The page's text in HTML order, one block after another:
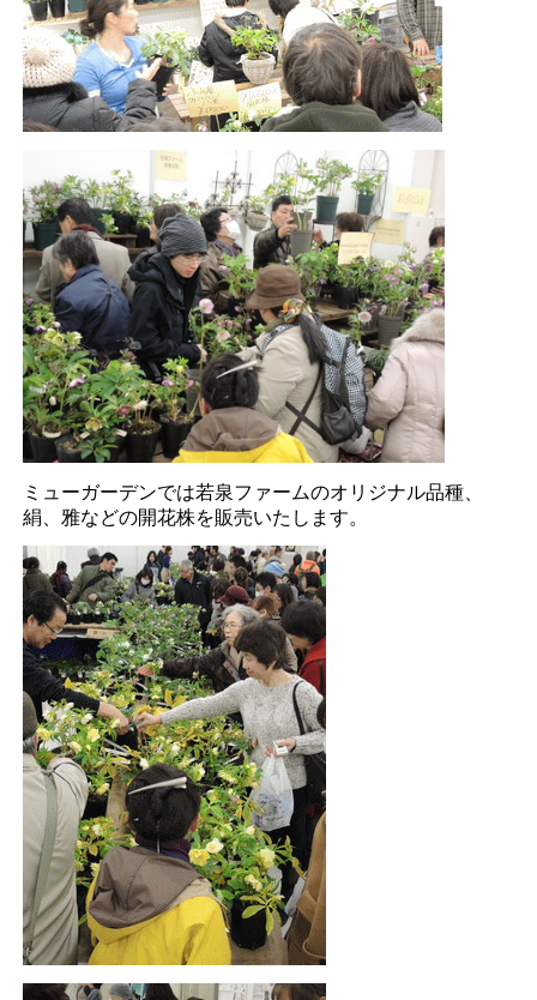
ミューガーデンでは若泉ファームのオリジナル品種、
絹、雅などの開花株を販売いたします。